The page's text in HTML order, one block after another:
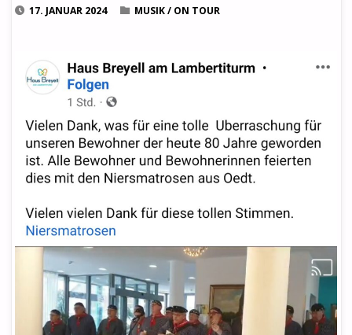
17. JANUAR 2024 MUSIK/ ON TOUR